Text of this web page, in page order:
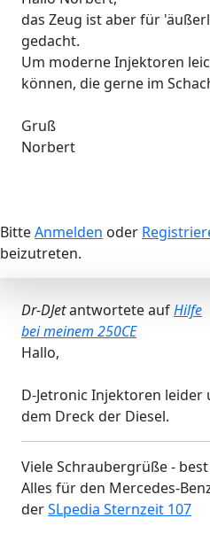
das Zeug ist aber für
gedacht.
Um moderne Injektoren
können, die gerne im
Gruß
Norbert
BitteAnmelden oder
beizutreten.
Dr-DJetantwortete aufHilfe
bei meinem 250CE
Hallo,
D-Jetronic Injektoren
dem Dreck der Diesel.
Viele Schraubergrüße -
Alles für den Mercedes-
derSLpedia Sternzeit 107